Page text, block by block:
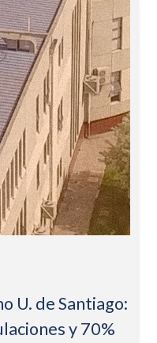
U. de Santiago:
y 70%